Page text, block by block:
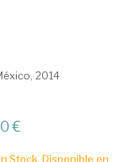
2014
€
Stock. Disponible en